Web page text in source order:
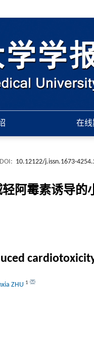
在线
DOI: 10.12122/j.issn.1673-
轻阿霉素诱导的
ZHU 1